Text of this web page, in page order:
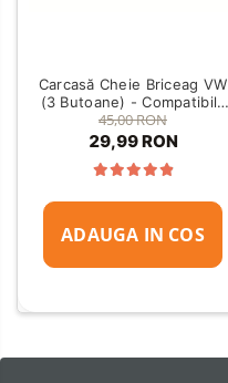
Carcasă Cheie Briceag VW
(3 Butoane) - Compatibilă
Golf 5, Jetta, Touran etc
45,00 RON
29,99 RON
ADAUGA IN COS